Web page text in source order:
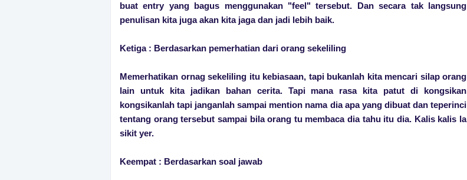
buat entry yang bagus menggunakan "feel" tersebut. Dan secara tak langsung
penulisan kita juga akan kita jaga dan jadi lebih baik.
Ketiga : Berdasarkan pemerhatian dari orang sekeliling
Memerhatikan ornag sekeliling itu kebiasaan, tapi bukanlah kita mencari silap orang
lain untuk kita jadikan bahan cerita. Tapi mana rasa kita patut di kongsikan
kongsikanlah tapi janganlah sampai mention nama dia apa yang dibuat dan teperinci
tentang orang tersebut sampai bila orang tu membaca dia tahu itu dia. Kalis kalis la
sikit yer.
Keempat : Berdasarkan soal jawab